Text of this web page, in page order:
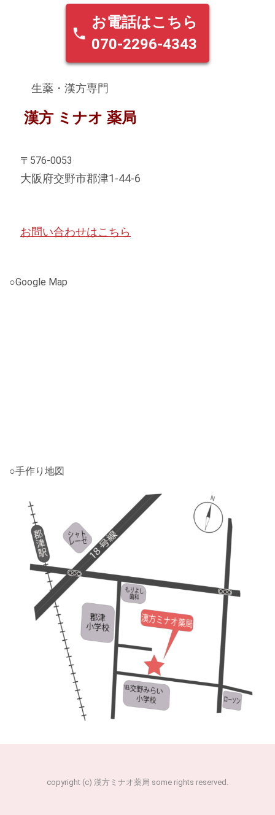
お電話はこちら
070-2296-4343
生薬・漢方専門
漢方 ミナオ 薬局
〒576-0053
大阪府交野市郡津1-44-6
お問い合わせはこちら
○Google Map
○手作り地図
copyright (c) 漢方ミナオ薬局 some rights reserved.